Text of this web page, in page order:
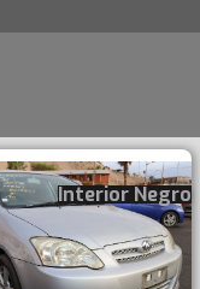
Interior Negro